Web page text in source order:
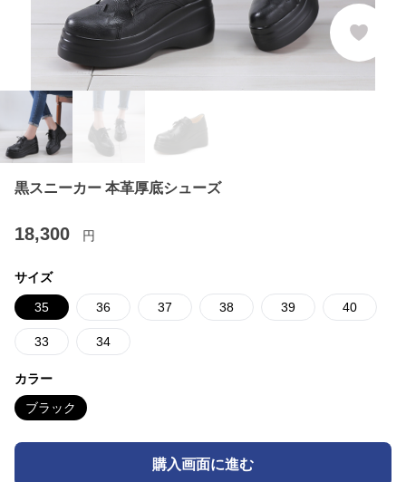
黒スニーカー 本革厚底シューズ
18,300 円
サイズ
35 36 37 38 39 40
33 34
カラー
ブラック
購入画面に進む